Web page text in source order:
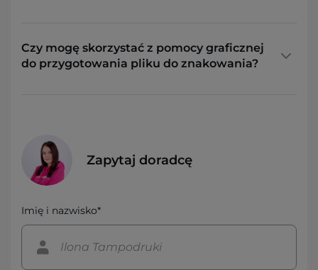
Czy mogę skorzystać z pomocy graficznej
do przygotowania pliku do znakowania?
Zapytaj doradcę
Imię i nazwisko*